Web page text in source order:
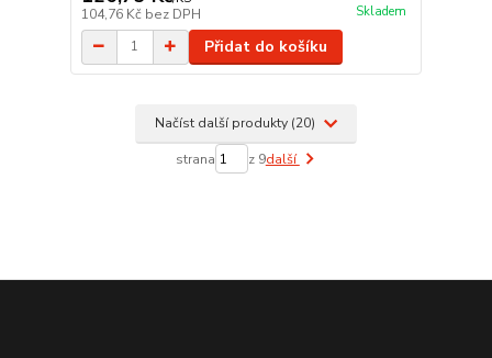
104,76 Kč bez DPH Skladem
Přidat do košíku
Načíst další produkty (20)
strana z 9další